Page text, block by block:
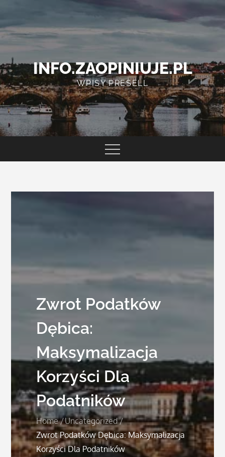
content
INFO.ZAOPINIUJE.PL
WPISY PRESELL
Zwrot Podatków
Dębica:
Maksymalizacja
Korzyści Dla
Podatników
Home
Uncategorized
Zwrot Podatków Dębica: Maksymalizacja
Korzyści Dla Podatników